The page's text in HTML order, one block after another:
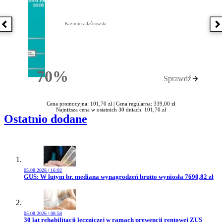
Poprzednia książka
70%Rabatu
Kazimierz Jaśkowski
Sprawdź
Cena promocyjna: 101,70 zł | Cena regularna: 339,00 zł
Najniższa cena w ostatnich 30 dniach: 101,70 zł
Ostatnio dodane
05.08.2026 | 16:02
Przejdź do artykułu:
GUS: W lutym br. mediana wynagrodzeń brutto wyniosła 7690,82 zł
05.08.2026 | 08:58
Przejdź do artykułu:
30 lat rehabilitacji leczniczej w ramach prewencji rentowej ZUS